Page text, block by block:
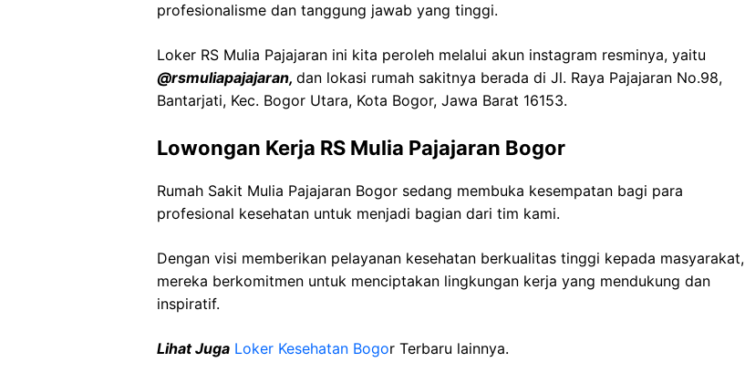
profesionalisme dan tanggung jawab yang tinggi.
Loker RS Mulia Pajajaran ini kita peroleh melalui akun instagram resminya, yaitu
@rsmuliapajajaran, dan lokasi rumah sakitnya berada di Jl. Raya Pajajaran No.98,
Bantarjati, Kec. Bogor Utara, Kota Bogor, Jawa Barat 16153.
Lowongan Kerja RS Mulia Pajajaran Bogor
Rumah Sakit Mulia Pajajaran Bogor sedang membuka kesempatan bagi para
profesional kesehatan untuk menjadi bagian dari tim kami.
Dengan visi memberikan pelayanan kesehatan berkualitas tinggi kepada masyarakat,
mereka berkomitmen untuk menciptakan lingkungan kerja yang mendukung dan
inspiratif.
Lihat Juga Loker Kesehatan Bogor Terbaru lainnya.